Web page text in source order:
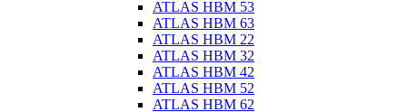
ATLAS HBM 53
ATLAS HBM 63
ATLAS HBM 22
ATLAS HBM 32
ATLAS HBM 42
ATLAS HBM 52
ATLAS HBM 62